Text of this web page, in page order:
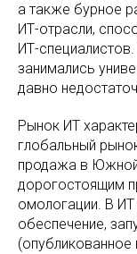
а также бурное
ИТ-отрасли,
ИТ-
занимались
давно
Рынок ИТ
глобальный
продажа в Южной
дорогостоящим
омологации. В
обеспечение,
(опубликованное